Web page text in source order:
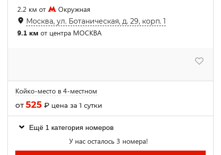
2.2 км от
Окружная
Москва, ул. Ботаническая, д. 29, корп. 1
9.1 км от центра МОСКВА
Койко-место в 4-местном
от525 ₽ цена за 1 сутки
Ещё 1 категория номеров
У нас осталось 3 номера!